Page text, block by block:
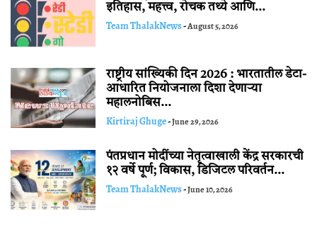
इतिहास, महत्त्व, रोचक तथ्ये आणि...
Team ThalakNews-August 5, 2026
राष्ट्रीय सांख्यिकी दिन 2026 : भारतातील डेटा-
आधारित नियोजनाला दिशा देणाऱ्या
महालनोबिस...
Kirtiraj Ghuge-June 29, 2026
पंतप्रधान मोदींच्या नेतृत्वाखाली केंद्र सरकारची
१२ वर्षे पूर्ण; विकास, डिजिटल परिवर्तन...
Team ThalakNews-June 10, 2026